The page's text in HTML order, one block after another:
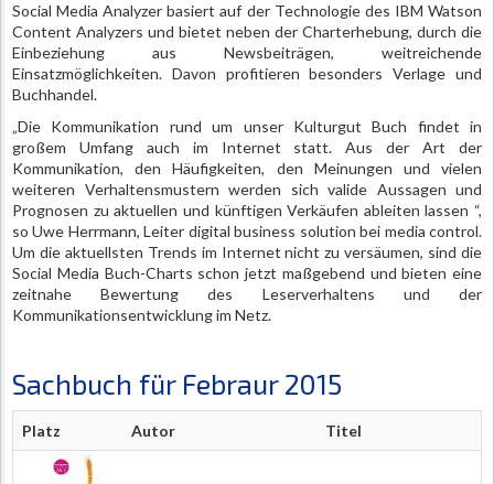
Social Media Analyzer basiert auf der Technologie des IBM Watson
Content Analyzers und bietet neben der Charterhebung, durch die
Einbeziehung aus Newsbeiträgen, weitreichende
Einsatzmöglichkeiten. Davon profitieren besonders Verlage und
Buchhandel.
„Die Kommunikation rund um unser Kulturgut Buch findet in
großem Umfang auch im Internet statt. Aus der Art der
Kommunikation, den Häufigkeiten, den Meinungen und vielen
weiteren Verhaltensmustern werden sich valide Aussagen und
Prognosen zu aktuellen und künftigen Verkäufen ableiten lassen “,
so Uwe Herrmann, Leiter digital business solution bei media control.
Um die aktuellsten Trends im Internet nicht zu versäumen, sind die
Social Media Buch-Charts schon jetzt maßgebend und bieten eine
zeitnahe Bewertung des Leserverhaltens und der
Kommunikationsentwicklung im Netz.
Sachbuch für Febraur 2015
Platz Autor Titel